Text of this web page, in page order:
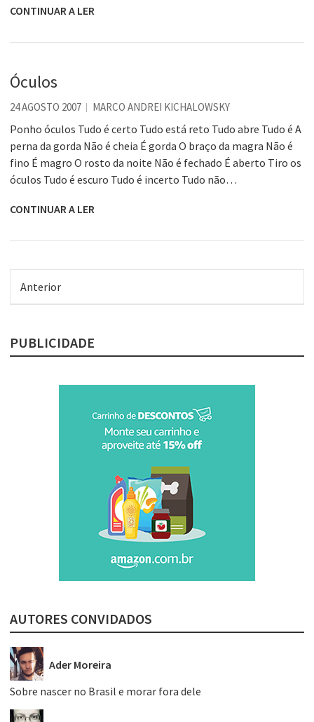
CONTINUAR A LER
Óculos
24 AGOSTO 2007 MARCO ANDREI KICHALOWSKY
Ponho óculos Tudo é certo Tudo está reto Tudo abre Tudo é A
perna da gorda Não é cheia É gorda O braço da magra Não é
fino É magro O rosto da noite Não é fechado É aberto Tiro os
óculos Tudo é escuro Tudo é incerto Tudo não…
CONTINUAR A LER
Anterior
PUBLICIDADE
AUTORES CONVIDADOS
Ader Moreira
Sobre nascer no Brasil e morar fora dele